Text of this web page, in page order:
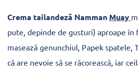
Crema tailandeză Namman Muay
pute, depinde de gusturi) aproape în
masează genunchiul, Papek spatele,
că are nevoie să se răcorească, iar